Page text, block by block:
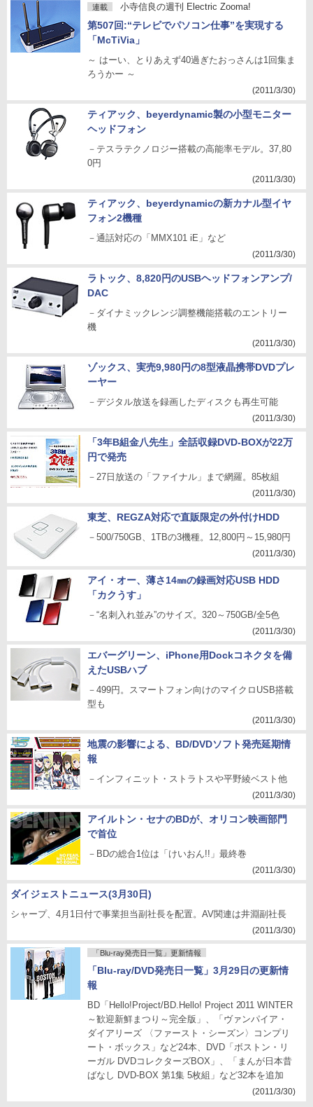
連載 小寺信良の週刊 Electric Zooma!
第507回:“テレビでパソコン仕事”を実現する
「McTiVia」
～ はーい、とりあえず40過ぎたおっさんは1回集ま
ろうかー ～
(2011/3/30)
ティアック、beyerdynamic製の小型モニター
ヘッドフォン
－テスラテクノロジー搭載の高能率モデル。37,80
0円
(2011/3/30)
ティアック、beyerdynamicの新カナル型イヤ
フォン2機種
－通話対応の「MMX101 iE」など
(2011/3/30)
ラトック、8,820円のUSBヘッドフォンアンプ/
DAC
－ダイナミックレンジ調整機能搭載のエントリー
機
(2011/3/30)
ゾックス、実売9,980円の8型液晶携帯DVDプレ
ーヤー
－デジタル放送を録画したディスクも再生可能
(2011/3/30)
「3年B組金八先生」全話収録DVD-BOXが22万
円で発売
－27日放送の「ファイナル」まで網羅。85枚組
(2011/3/30)
東芝、REGZA対応で直販限定の外付けHDD
－500/750GB、1TBの3機種。12,800円～15,980円
(2011/3/30)
アイ・オー、薄さ14㎜の録画対応USB HDD
「カクうす」
－“名刺入れ並み”のサイズ。320～750GB/全5色
(2011/3/30)
エバーグリーン、iPhone用Dockコネクタを備
えたUSBハブ
－499円。スマートフォン向けのマイクロUSB搭載
型も
(2011/3/30)
地震の影響による、BD/DVDソフト発売延期情
報
－インフィニット・ストラトスや平野綾ベスト他
(2011/3/30)
アイルトン・セナのBDが、オリコン映画部門
で首位
－BDの総合1位は「けいおん!!」最終巻
(2011/3/30)
ダイジェストニュース(3月30日)
シャープ、4月1日付で事業担当副社長を配置。AV関連は井淵副社長
(2011/3/30)
「Blu-ray発売日一覧」更新情報
「Blu-ray/DVD発売日一覧」3月29日の更新情
報
BD「Hello!Project/BD.Hello! Project 2011 WINTER
～歓迎新鮮まつり～完全版」、「ヴァンパイア・
ダイアリーズ 〈ファースト・シーズン〉コンプリ
ート・ボックス」など24本、DVD「ボストン・リ
ーガル DVDコレクターズBOX」、「まんが日本昔
ばなし DVD-BOX 第1集 5枚組」など32本を追加
(2011/3/30)